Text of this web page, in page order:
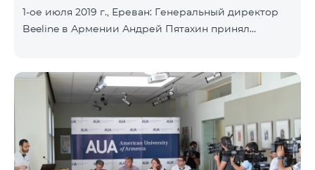
1-ое июля 2019 г., Ереван: Генеральный директор
Beeline в Армении Андрей Пятахин принял
"Новые технологии - новые возможности". Третий
GITELIQ Creative форум проходил в головном
офисе AGBU Armenia. Форум является рядом
мероприятий в Армении в совершенно новом
формате. Он предоставляет возможность
приобрести знания об актуальных и интересных